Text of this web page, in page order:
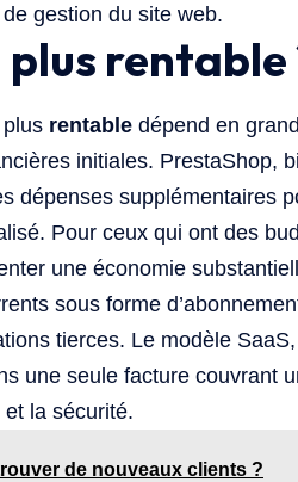
gestion du site web.
rentable
rentable dépend en
initiales. PrestaShop,
dépenses supplémentaires
Pour ceux qui ont des
une économie
sous forme
tierces. Le modèle
une seule facture couvrant
la sécurité.
de nouveaux clients ?